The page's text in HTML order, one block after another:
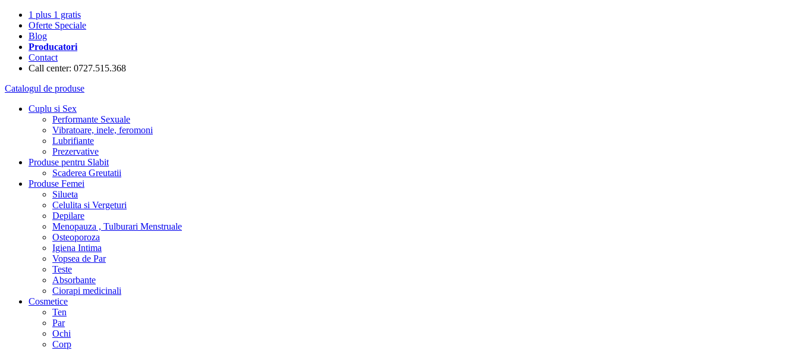
1 plus 1 gratis
Oferte Speciale
Blog
Producatori
Contact
Call center: 0727.515.368
Catalogul de produse
Cuplu si Sex
Performante Sexuale
Vibratoare, inele, feromoni
Lubrifiante
Prezervative
Produse pentru Slabit
Scaderea Greutatii
Produse Femei
Silueta
Celulita si Vergeturi
Depilare
Menopauza , Tulburari Menstruale
Osteoporoza
Igiena Intima
Vopsea de Par
Teste
Absorbante
Ciorapi medicinali
Cosmetice
Ten
Par
Ochi
Corp